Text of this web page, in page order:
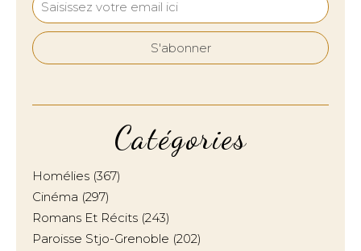
Catégories
Homélies (367)
Cinéma (297)
Romans Et Récits (243)
Paroisse Stjo-Grenoble (202)